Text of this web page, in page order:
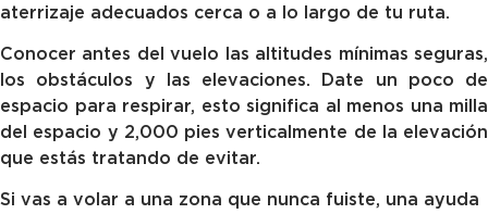
aterrizaje adecuados cerca o a lo largo de tu ruta.
Conocer antes del vuelo las altitudes mínimas seguras,
los obstáculos y las elevaciones. Date un poco de
espacio para respirar, esto significa al menos una milla
del espacio y 2,000 pies verticalmente de la elevación
que estás tratando de evitar.
Si vas a volar a una zona que nunca fuiste, una ayuda